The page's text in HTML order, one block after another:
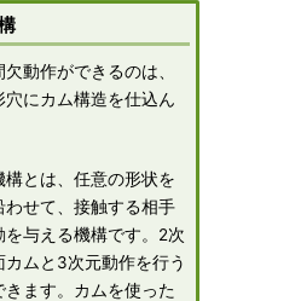
動作ができるのは、
穴にカム構造を仕込ん
とは、任意の形状を
わせて、接触する相手
与える機構です。2次
ムと3次元動作を行う
きます。カムを使った